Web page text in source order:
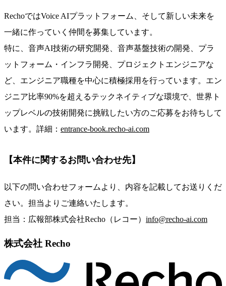
RechoではVoice AIプラットフォーム、そして新しい未来を
一緒に作っていく仲間を募集しています。
特に、音声AI技術の研究開発、音声基盤技術の開発、プラ
ットフォーム・インフラ開発、プロジェクトエンジニアな
ど、エンジニア職種を中心に積極採用を行っています。エン
ジニア比率90%を超えるテックネイティブな環境で、世界ト
ップレベルの技術開発に挑戦したい方のご応募をお待ちして
います。 詳細： entrance-book.recho-ai.com
【本件に関するお問い合わせ先】
以下の問い合わせフォームより、内容を記載してお送りくだ
さい。担当よりご連絡いたします。
担当：広報部株式会社Recho（レコー） info@recho-ai.com
株式会社 Recho